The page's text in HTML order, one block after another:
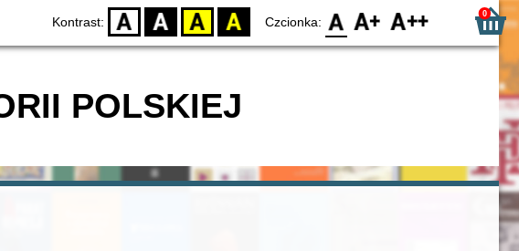
Kontrast: D BW YB BY Czcionka: F0 F1 F2 0
POLSKIEJ